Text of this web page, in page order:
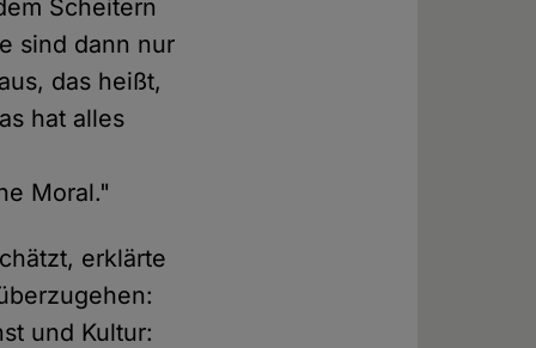
Scheitern
sind dann nur
das heißt,
hat alles
Moral."
erklärte
und Kultur: